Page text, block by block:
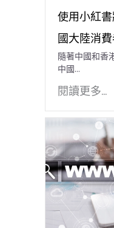
使用小紅
國大陸消
隨著中國和香
中國…
閱讀更多...